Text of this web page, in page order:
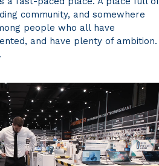
community, and somewhere
people who all have
and have plenty of ambition.